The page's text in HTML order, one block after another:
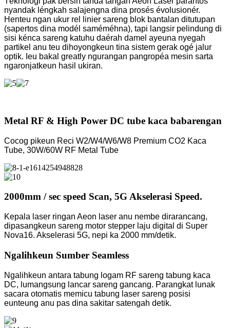
nyandak léngkah salajengna dina prosés évolusionér.
Henteu ngan ukur rel linier sareng blok bantalan ditutupan
(sapertos dina modél saméméhna), tapi langsir pelindung di
sisi kénca sareng katuhu daérah damel ayeuna nyegah
partikel anu teu dihoyongkeun tina sistem gerak ogé jalur
optik. Ieu bakal greatly ngurangan pangropéa mesin sarta
ngaronjatkeun hasil ukiran.
Metal RF & High Power DC tube kaca babarengan
Cocog pikeun Reci W2/W4/W6/W8 Premium CO2 Kaca
Tube, 30W/60W RF Metal Tube
2000mm / sec speed Scan, 5G Akselerasi Speed.
Kepala laser ringan Aeon laser anu nembe dirarancang,
dipasangkeun sareng motor stepper laju digital di Super
Nova16. Akselerasi 5G, nepi ka 2000 mm/detik.
Ngalihkeun Sumber Seamless
Ngalihkeun antara tabung logam RF sareng tabung kaca
DC, lumangsung lancar sareng gancang. Parangkat lunak
sacara otomatis memicu tabung laser sareng posisi
eunteung anu pas dina sakitar satengah detik.